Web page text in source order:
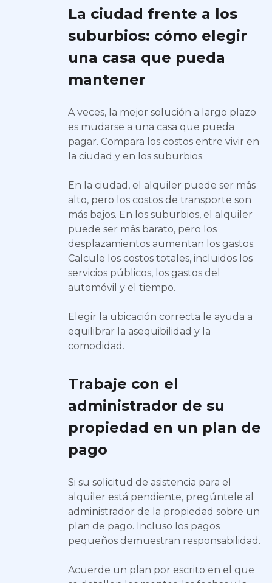
La ciudad frente a los
suburbios: cómo elegir
una casa que pueda
mantener
A veces, la mejor solución a largo plazo
es mudarse a una casa que pueda
pagar. Compara los costos entre vivir en
la ciudad y en los suburbios.
En la ciudad, el alquiler puede ser más
alto, pero los costos de transporte son
más bajos. En los suburbios, el alquiler
puede ser más barato, pero los
desplazamientos aumentan los gastos.
Calcule los costos totales, incluidos los
servicios públicos, los gastos del
automóvil y el tiempo.
Elegir la ubicación correcta le ayuda a
equilibrar la asequibilidad y la
comodidad.
Trabaje con el
administrador de su
propiedad en un plan de
pago
Si su solicitud de asistencia para el
alquiler está pendiente, pregúntele al
administrador de la propiedad sobre un
plan de pago. Incluso los pagos
pequeños demuestran responsabilidad.
Acuerde un plan por escrito en el que